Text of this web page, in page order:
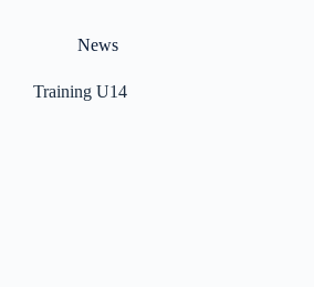
News
Training U14